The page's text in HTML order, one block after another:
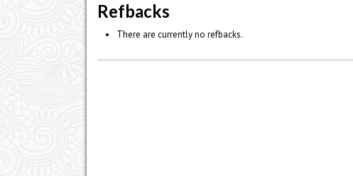
Refbacks
There are currently no refbacks.